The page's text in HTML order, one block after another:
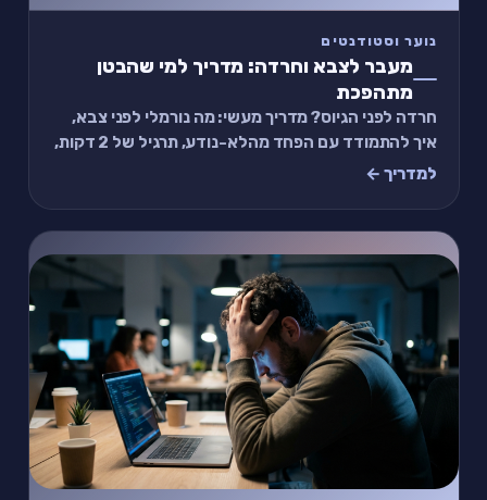
נוער וסטודנטים
מעבר לצבא וחרדה: מדריך למי שהבטן
מתהפכת
חרדה לפני הגיוס? מדריך מעשי: מה נורמלי לפני צבא,
איך להתמודד עם הפחד מהלא-נודע, תרגיל של 2 דקות,
ומתי לבקש עזרה.
למדריך ←